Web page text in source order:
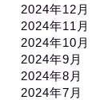
2024年12月
2024年11月
2024年10月
2024年9月
2024年8月
2024年7月